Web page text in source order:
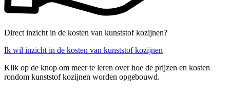
Direct inzicht in de kosten van kunststof kozijnen?
Ik wil inzicht in de kosten van kunststof kozijnen
Klik op de knop om meer te leren over hoe de prijzen en kosten
rondom kunststof kozijnen worden opgebouwd.